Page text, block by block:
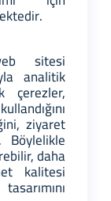
sitesi
analitik
çerezler,
ziyaret
Böylelikle
daha
kalitesi